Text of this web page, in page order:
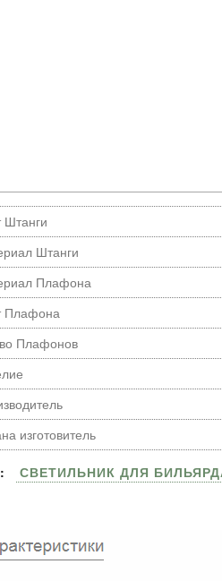
Штанги
Штанги
Плафона
Плафона
Плафонов
изготовитель
СВЕТИЛЬНИК ДЛЯ